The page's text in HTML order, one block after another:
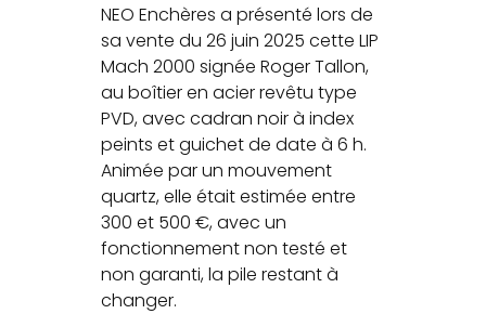
NEO Enchères a présenté lors de
sa vente du 26 juin 2025 cette LIP
Mach 2000 signée Roger Tallon,
au boîtier en acier revêtu type
PVD, avec cadran noir à index
peints et guichet de date à 6 h.
Animée par un mouvement
quartz, elle était estimée entre
300 et 500 €, avec un
fonctionnement non testé et
non garanti, la pile restant à
changer.